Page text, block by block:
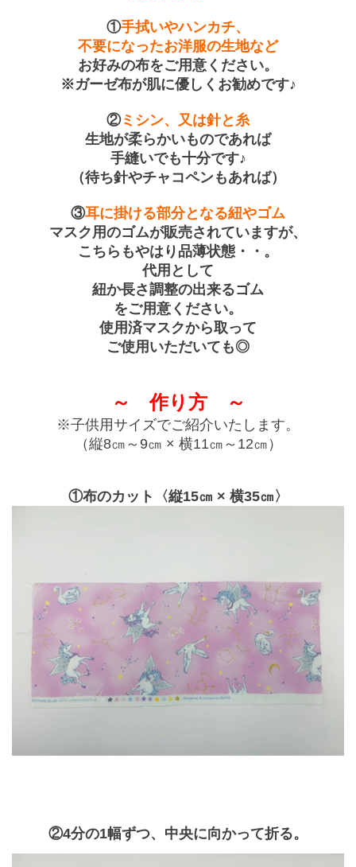
①手拭いやハンカチ、
不要になったお洋服の生地など
お好みの布をご用意ください。
※ガーゼ布が肌に優しくお勧めです♪
②ミシン、又は針と糸
生地が柔らかいものであれば
手縫いでも十分です♪
（待ち針やチャコペンもあれば）
③耳に掛ける部分となる紐やゴム
マスク用のゴムが販売されていますが、
こちらもやはり品薄状態・・。
代用として
紐か長さ調整の出来るゴム
をご用意ください。
使用済マスクから取って
ご使用いただいても◎
～ 作り方 ～
※子供用サイズでご紹介いたします。
（縦8㎝～9㎝ × 横11㎝～12㎝）
①布のカット〈縦15㎝ × 横35㎝〉
②4分の1幅ずつ、中央に向かって折る。